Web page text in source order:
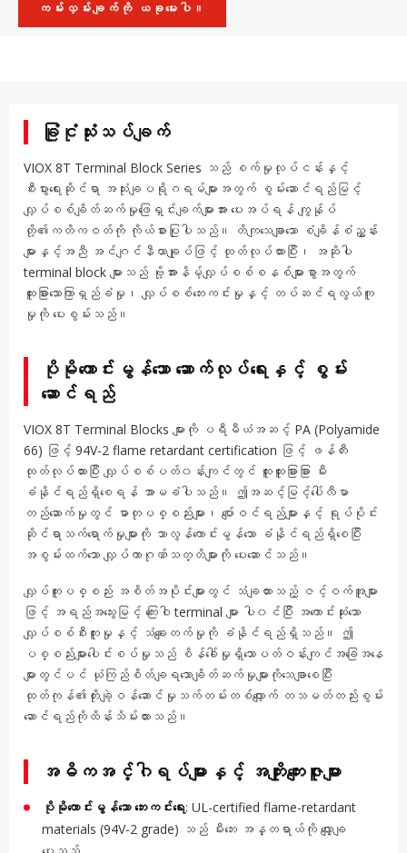
ကမ်းလှမ်းချက်ကို ယခုမေးပါ။
ခြုံငုံသုံးသပ်ချက်
VIOX 8T Terminal Block Series သည် စက်မှုလုပ်ငန်းနှင့်
စီးပွားရေးဆိုင်ရာ အသုံးချပရိုဂရမ်များအတွက် စွမ်းဆောင်ရည်မြင့်
လျှပ်စစ်ချိတ်ဆက်မှုဖြေရှင်းချက်များအား ပေးအပ်ရန် ကျွန်ုပ်
တို့၏ကတိကဝတ်ကို ကိုယ်စားပြုပါသည်။ တိကျသေချာသော စံချိန်စံညွှန်း
များနှင့်အညီ အင်ဂျင်နီယာချုပ်ဖြင့် ထုတ်လုပ်ထားပြီး၊ အဆိုပါ
terminal block များသည် ဗို့အားနိမ့်လျှပ်စစ်စနစ်များစွာအတွက်
ထူးခြားသောကြာရှည်ခံမှု၊ လျှပ်စစ်ဘေးကင်းမှုနှင့် တပ်ဆင်ရလွယ်ကူ
မှုကို ပေးစွမ်းသည်။
ပိုမိုကောင်းမွန်သော ဆောက်လုပ်ရေးနှင့် စွမ်း
ဆောင်ရည်
VIOX 8T Terminal Blocks များကို ပရီမီယံအဆင့် PA (Polyamide
66) ဖြင့် 94V-2 flame retardant certification ဖြင့် ဖန်တီး
ထုတ်လုပ်ထားပြီး လျှပ်စစ်ပတ်၀န်းကျင်တွင် ထူးထူးခြားခြား မီး
ခံနိုင်ရည်ရှိစေရန် အာမခံပါသည်။ ဤအဆင့်မြင့်ပေါ်လီမာ
တည်ဆောက်မှုတွင် ဓာတုပစ္စည်းများ၊ ပျော်ဝင်ရည်များနှင့် ရုပ်ပိုင်း
ဆိုင်ရာသက်ရောက်မှုများကို သာလွန်ကောင်းမွန်သော ခံနိုင်ရည်ရှိစေပြီး
အစွမ်းထက်သော လျှပ်ကာဂုဏ်သတ္တိများကို ပေးဆောင်သည်။
လျှပ်ကူးပစ္စည်း အစိတ်အပိုင်းများတွင် သံချထားသည့် ဇင့်ဝက်အူများ
ဖြင့် အရည်အသွေးမြင့် ကြေးဝါ terminal များ ပါ၀င်ပြီး အကောင်းဆုံးသော
လျှပ်စစ်စီးကူးမှုနှင့် သံချေးတက်မှုကို ခံနိုင်ရည်ရှိသည်။ ဤ
ပစ္စည်းများပေါင်းစပ်မှုသည် စိန်ခေါ်မှုရှိသောပတ်ဝန်းကျင်အခြေအနေ
များတွင်ပင် ယုံကြည်စိတ်ချရသောချိတ်ဆက်မှုများကိုသေချာစေပြီး
ထုတ်ကုန်၏တိုးချဲ့ဝန်ဆောင်မှုသက်တမ်းတစ်လျှောက် တသမတ်တည်းစွမ်း
ဆောင်ရည်ကိုထိန်းသိမ်းထားသည်။
အဓိကအင်္ဂါရပ်များနှင့် အကျိုးကျေးဇူးများ
ပိုမိုကောင်းမွန်သော ဘေးကင်းရေး: UL-certified flame-retardant
materials (94V-2 grade) သည် မီးဘေး အန္တရာယ်ကို လျှော့ချ